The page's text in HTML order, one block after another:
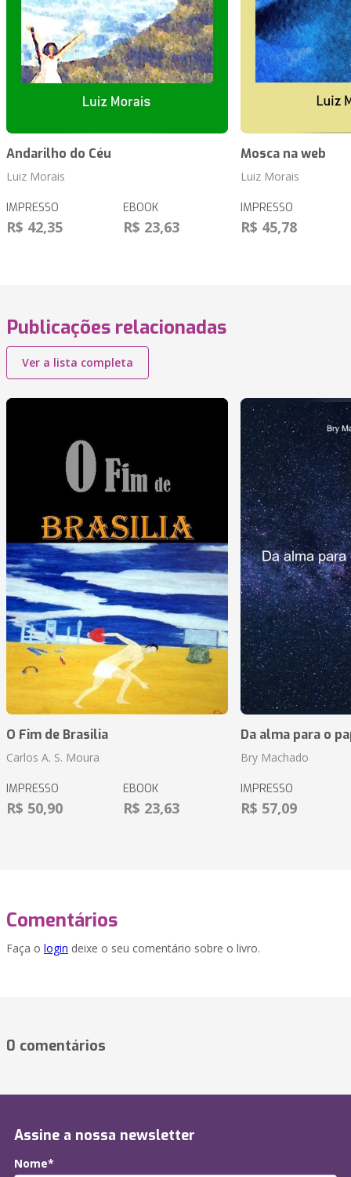
Andarilho do Céu
Luiz Morais
IMPRESSO
R$ 42,35
EBOOK
R$ 23,63
Mosca na web
Luiz Morais
IMPRESSO
R$ 45,78
Publicações relacionadas
Ver a lista completa
O Fim de Brasilia
Carlos A. S. Moura
IMPRESSO
R$ 50,90
EBOOK
R$ 23,63
Da alma para o
Bry Machado
IMPRESSO
R$ 57,09
Comentários
Faça o login deixe o seu comentário sobre o livro.
0 comentários
Assine a nossa newsletter
Nome*